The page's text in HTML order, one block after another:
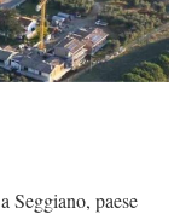
Seggiano, paese